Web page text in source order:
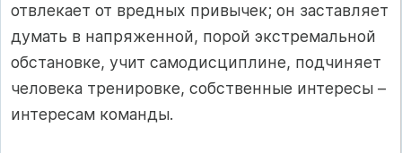
отвлекает от вредных привычек; он заставляет
думать в напряженной, порой экстремальной
обстановке, учит самодисциплине, подчиняет
человека тренировке, собственные интересы –
интересам команды.